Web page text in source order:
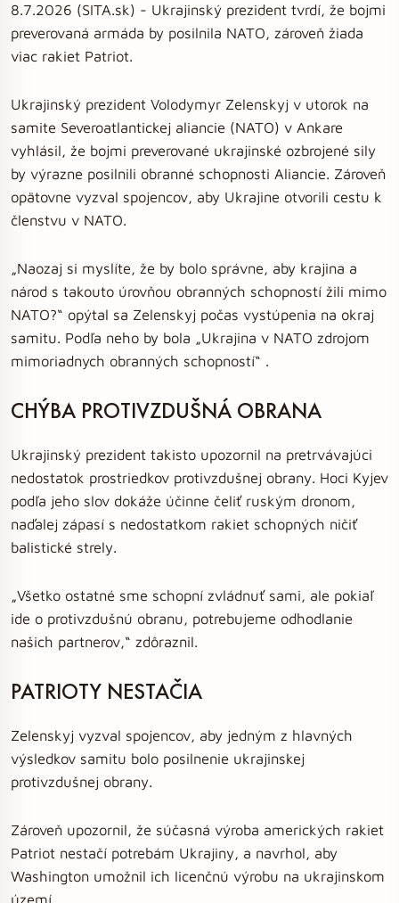
8.7.2026 (SITA.sk) - Ukrajinský prezident tvrdí, že bojmi
preverovaná armáda by posilnila NATO, zároveň žiada
viac rakiet Patriot.
Ukrajinský prezident Volodymyr Zelenskyj v utorok na
samite Severoatlantickej aliancie (NATO) v Ankare
vyhlásil, že bojmi preverované ukrajinské ozbrojené sily
by výrazne posilnili obranné schopnosti Aliancie. Zároveň
opätovne vyzval spojencov, aby Ukrajine otvorili cestu k
členstvu v NATO.
„Naozaj si myslíte, že by bolo správne, aby krajina a
národ s takouto úrovňou obranných schopností žili mimo
NATO?“ opýtal sa Zelenskyj počas vystúpenia na okraj
samitu. Podľa neho by bola „Ukrajina v NATO zdrojom
mimoriadnych obranných schopností“ .
CHÝBA PROTIVZDUŠNÁ OBRANA
Ukrajinský prezident takisto upozornil na pretrvávajúci
nedostatok prostriedkov protivzdušnej obrany. Hoci Kyjev
podľa jeho slov dokáže účinne čeliť ruským dronom,
naďalej zápasí s nedostatkom rakiet schopných ničiť
balistické strely.
„Všetko ostatné sme schopní zvládnuť sami, ale pokiaľ
ide o protivzdušnú obranu, potrebujeme odhodlanie
našich partnerov,“ zdôraznil.
PATRIOTY NESTAČIA
Zelenskyj vyzval spojencov, aby jedným z hlavných
výsledkov samitu bolo posilnenie ukrajinskej
protivzdušnej obrany.
Zároveň upozornil, že súčasná výroba amerických rakiet
Patriot nestačí potrebám Ukrajiny, a navrhol, aby
Washington umožnil ich licenčnú výrobu na ukrajinskom
území.